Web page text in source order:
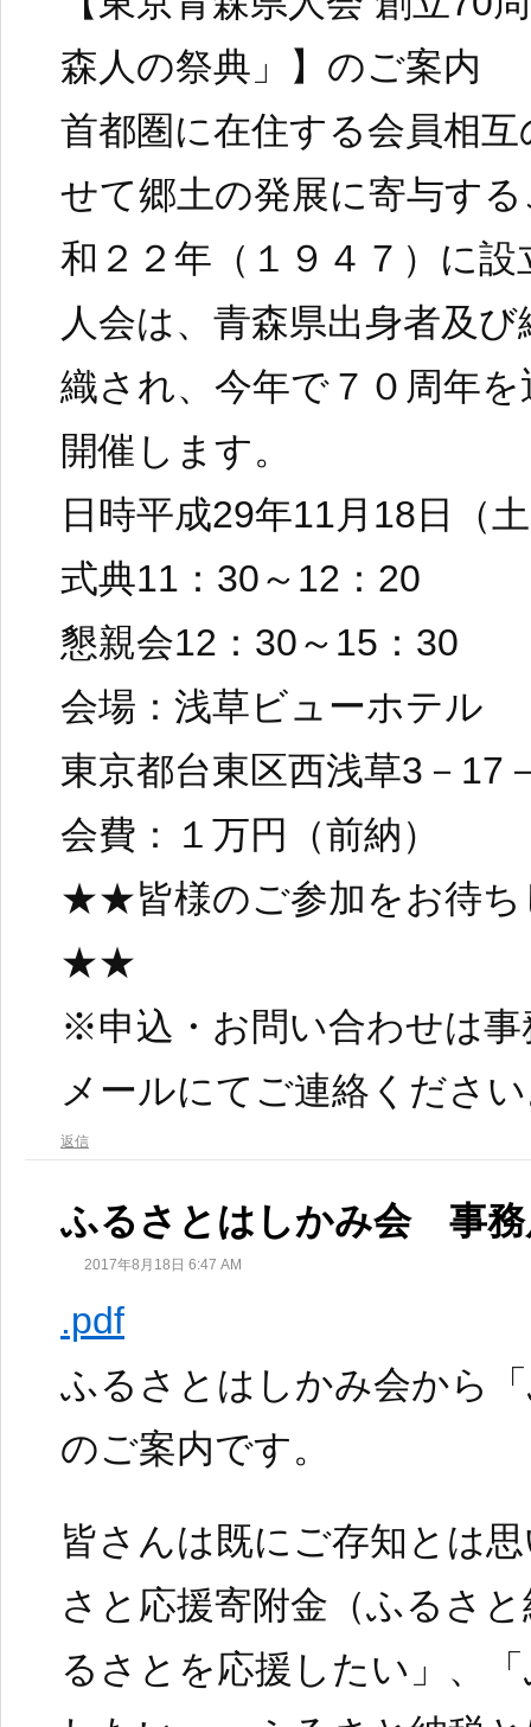
森人の祭典」】のご案内
首都圏に在住する会員相
せて郷土の発展に寄与す
和２２年（１９４７）に
人会は、青森県出身者及
織され、今年で７０周年
開催します。
日時平成29年11月18日（
式典11：30～12：20
懇親会12：30～15：30
会場：浅草ビューホテル
東京都台東区西浅草3－17
会費：１万円（前納）
★★皆様のご参加をお待ち
★★
※申込・お問い合わせは
メールにてご連絡くださ
返信
ふるさとはしかみ会 事務
2017年8月18日 6:47 AM
.pdf
ふるさとはしかみ会から
のご案内です。
皆さんは既にご存知とは
さと応援寄附金（ふるさ
るさとを応援したい」、